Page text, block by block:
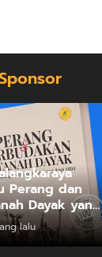
Perang dan
Dayak yang
Fakta
lalu